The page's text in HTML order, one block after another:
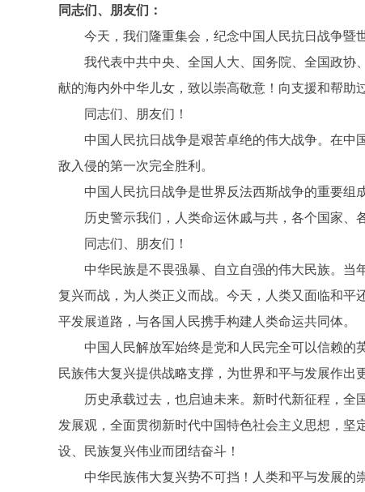
同志们、朋友们：
今天，我们隆重集会，纪念中国人民抗日战争暨世
我代表中共中央、全国人大、国务院、全国政协、
献的海内外中华儿女，致以崇高敬意！向支援和帮助
同志们、朋友们！
中国人民抗日战争是艰苦卓绝的伟大战争。在中国
敌入侵的第一次完全胜利。
中国人民抗日战争是世界反法西斯战争的重要组成
历史警示我们，人类命运休戚与共，各个国家、各
同志们、朋友们！
中华民族是不畏强暴、自立自强的伟大民族。当年
复兴而战，为人类正义而战。今天，人类又面临和
平发展道路，与各国人民携手构建人类命运共同体。
中国人民解放军始终是党和人民完全可以信赖的英
民族伟大复兴提供战略支撑，为世界和平与发展作出
历史承载过去，也启迪未来。新时代新征程，全国
发展观，全面贯彻新时代中国特色社会主义思想，
设、民族复兴伟业而团结奋斗！
中华民族伟大复兴势不可挡！人类和平与发展的崇